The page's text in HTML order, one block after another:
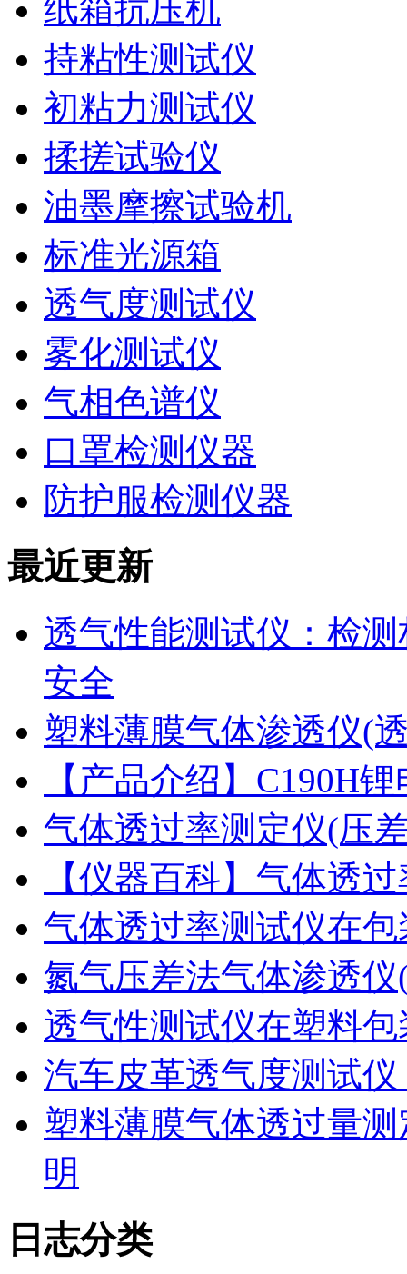
纸箱抗压机
持粘性测试仪
初粘力测试仪
揉搓试验仪
油墨摩擦试验机
标准光源箱
透气度测试仪
雾化测试仪
气相色谱仪
口罩检测仪器
防护服检测仪器
最近更新
透气性能测试仪：检
安全
塑料薄膜气体渗透仪(
【产品介绍】C190H
气体透过率测定仪(压
【仪器百科】气体透
气体透过率测试仪在
氮气压差法气体渗透
透气性测试仪在塑料
汽车皮革透气度测试
塑料薄膜气体透过量
明
日志分类